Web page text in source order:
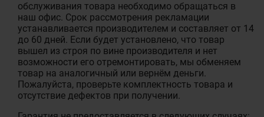
обслуживания товара необходимо обращаться в
наш офис. Срок рассмотрения рекламации
устанавливается производителем и составляет от 14
до 60 дней. Если будет установлено, что товар
вышел из строя по вине производителя и нет
возможности его отремонтировать, мы обменяем
товар на аналогичный или вернём деньги.
Пожалуйста, проверьте комплектность товара и
отсутствие дефектов при получении.